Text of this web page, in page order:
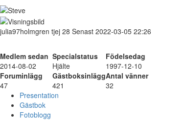
julia97holmgren tjej 28 Senast 2022-03-05 22:26
Medlem sedan Specialstatus
Födelsedag
2014-08-02
Hjälte
1997-12-10
Foruminlägg
GästboksinläggAntal vänner
47
421
32
Presentation
Gästbok
Fotoblogg